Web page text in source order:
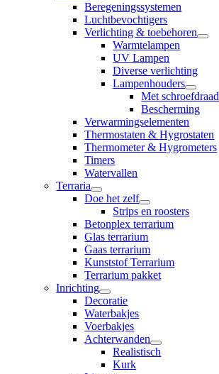
Beregeningssystemen
Luchtbevochtigers
Verlichting & toebehoren
Warmtelampen
UV Lampen
Diverse verlichting
Lampenhouders
Met schroefdraad
Bescherming
Verwarmingselementen
Thermostaten & Hygrostaten
Thermometer & Hygrometers
Timers
Watervallen
Terraria
Doe het zelf
Strips en roosters
Betonplex terrarium
Glas terrarium
Gaas terrarium
Kunststof Terrarium
Terrarium pakket
Inrichting
Decoratie
Waterbakjes
Voerbakjes
Achterwanden
Realistisch
Kurk